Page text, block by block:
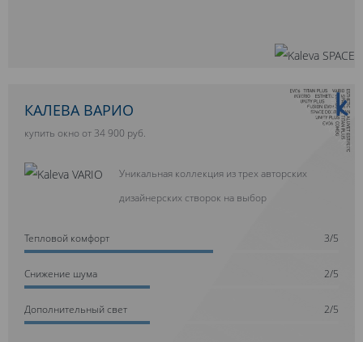
10 ЛЕТ ГАРАНТИИ
КАЛЕВА ВАРИО
купить окно от 34 900 руб.
Уникальная коллекция из трех авторских
дизайнерских створок на выбор
Тепловой комфорт 3/5
Cнижение шума 2/5
Дополнительный свет 2/5